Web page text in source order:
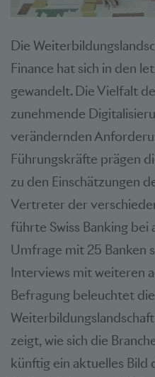
Die
Finance hat sich in den
gewandelt. Die Vielfalt
zunehmende
verändernden
Führungskräfte prägen
zu den Einschätzungen
Vertreter der
führte Swiss Banking bei
Umfrage mit 25 Banken
Interviews mit weiteren
Befragung beleuchtet
zeigt, wie sich die
künftig ein aktuelles Bild